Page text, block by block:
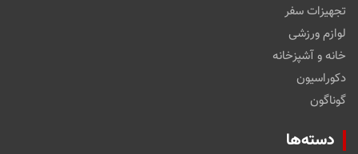
تجهیزات سفر
لوازم ورزشی
خانه و آشپزخانه
دکوراسیون
گوناگون
دسته‌ها